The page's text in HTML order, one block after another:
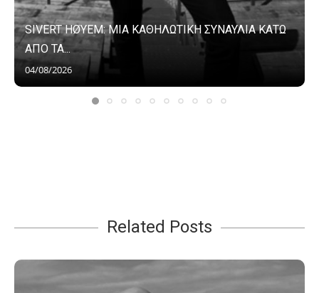
SIVERT HØYEM: ΜΙΑ ΚΑΘΗΛΩΤΙΚΗ ΣΥΝΑΥΛΙΑ ΚΑΤΩ
ΑΠΟ ΤΑ...
04/08/2026
Related Posts